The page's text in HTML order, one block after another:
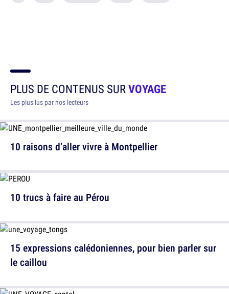
PLUS DE CONTENUS SURVOYAGE
Les plus lus par nos lecteurs
10 raisons d’aller vivre à Montpellier
15 expressions calédoniennes, pour bien parler sur
le caillou
10 trucs à faire au Pérou